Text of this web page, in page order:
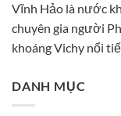
Vĩnh Hảo là nước
chuyên gia người
khoáng Vichy nổi
DANH MỤC